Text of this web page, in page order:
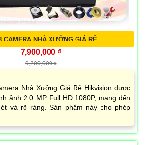
CAMERA NHÀ XƯỞNG GIÁ RẺ
7,900,000 ₫
9,200,000 ₫
Nhà Xưởng Giá Rẻ Hikvision được
ảnh 2.0 MP Full HD 1080P, mang đến
và rõ ràng. Sản phẩm này cho phép